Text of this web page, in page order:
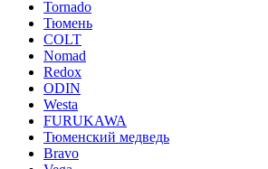
Tornado
Тюмень
COLT
Nomad
Redox
ODIN
Westa
FURUKAWA
Тюменский медведь
Bravo